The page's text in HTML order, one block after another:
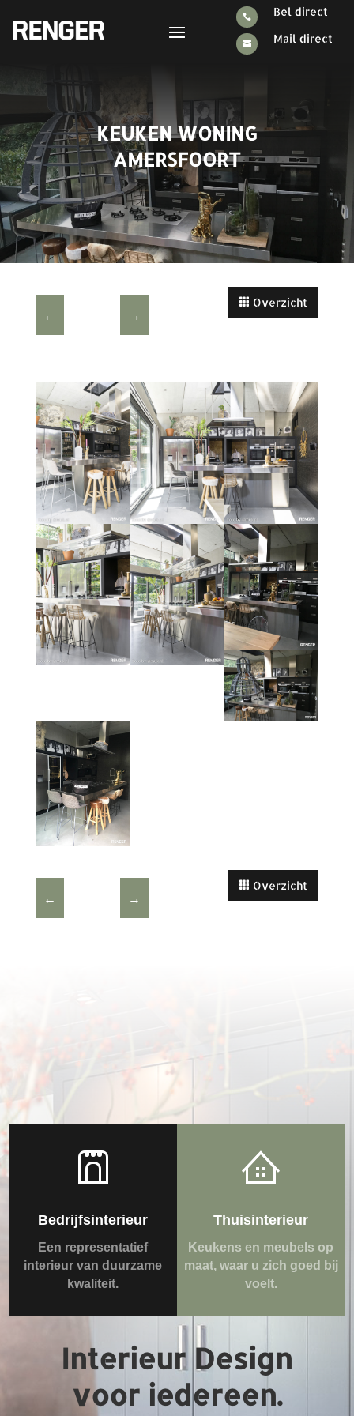
 Bel direct
 Mail direct
KEUKEN WONING
AMERSFOORT
← →
Overzicht
← →
Overzicht
Bedrijfsinterieur
Een representatief
interieur van duurzame
kwaliteit.
Thuisinterieur
Keukens en meubels op
maat, waar u zich goed bij
voelt.
Interieur Design
voor iedereen.